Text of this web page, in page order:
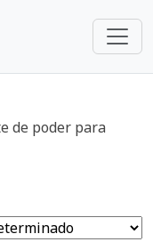
de poder para